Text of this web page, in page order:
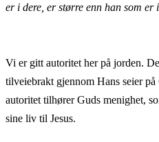
er i dere, er større enn han som er
Vi er gitt autoritet her på jorden.
tilveiebrakt gjennom Hans seier
autoritet tilhører Guds menighet,
sine liv til Jesus.